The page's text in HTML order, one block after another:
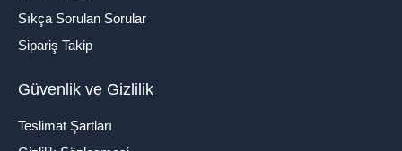
Sıkça Sorulan Sorular
Sipariş Takip
Güvenlik ve Gizlilik
Teslimat Şartları